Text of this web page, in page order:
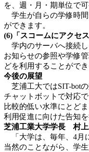
を、週・月・期単位で
学生が自らの学修時間
ができます。
(6)「スコームにアクセス
学内のサーバへ接続し
お知らせの参照や学修
どを利用することができ
今後の展望
芝浦工大ではSIT-bot
チャットボットで対応
比較的低い水準にとど
利用促進に向けた告知
芝浦工業大学学長 村上
「大学は、毎年、4月
当然のことながら、学